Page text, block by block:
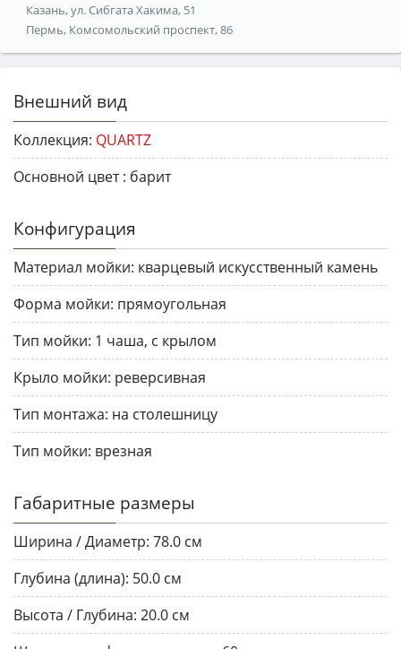
Казань, ул. Сибгата Хакима, 51
Пермь, Комсомольский проспект, 86
Внешний вид
Коллекция: QUARTZ
Основной цвет : барит
Конфигурация
Материал мойки: кварцевый искусственный камень
Форма мойки: прямоугольная
Тип мойки: 1 чаша, с крылом
Крыло мойки: реверсивная
Тип монтажа: на столешницу
Тип мойки: врезная
Габаритные размеры
Ширина / Диаметр: 78.0 см
Глубина (длина): 50.0 см
Высота / Глубина: 20.0 см